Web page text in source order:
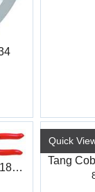
Paralelltang Knipex 180Mm Sw35 5*
Quick